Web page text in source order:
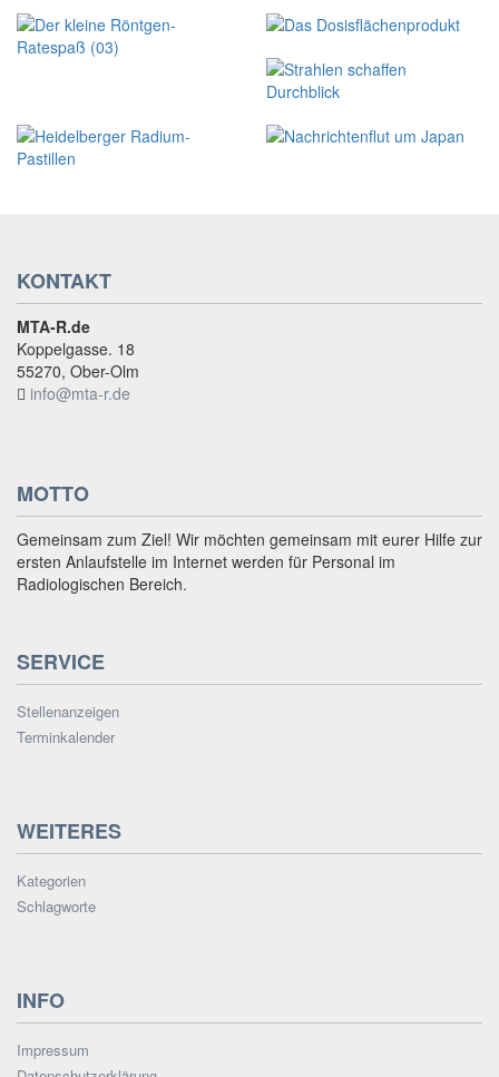
KONTAKT
MTA-R.de
Koppelgasse. 18
55270, Ober-Olm
info@mta-r.de
MOTTO
Gemeinsam zum Ziel! Wir möchten gemeinsam mit eurer Hilfe zur
ersten Anlaufstelle im Internet werden für Personal im
Radiologischen Bereich.
SERVICE
Stellenanzeigen
Terminkalender
WEITERES
Kategorien
Schlagworte
INFO
Impressum